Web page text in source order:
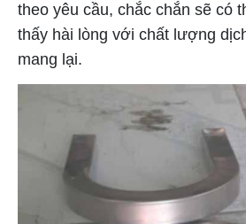
theo yêu cầu, chắc chắn sẽ có
thấy hài lòng với chất lượng
mang lại.